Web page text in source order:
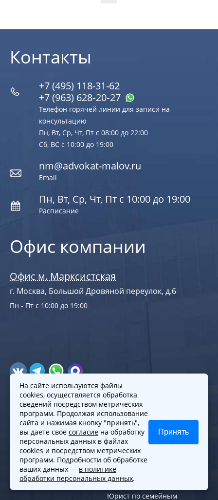
Офис компании
Офис м. Марксистская
г. Москва, Большой Дровяной переулок, д.6
Пн - Пт с 10:00 до 19:00
Контакты
+7 (495) 118-31-62
+7 (963) 628‑20‑27
Телефон горячей линии для записи на
консультацию
Пн, Вт, Ср, Чт, Пт с 08:00 до 22:00
Сб, ВС с 10:00 до 19:00
nm@advokat-malov.ru
Email
Пн, Вт, Ср, Чт, Пт с 10:00 до 19:00
Расписание
Продвижение сайтовс помощью
поведенческих характеристик
Меню
Команда
Контакты
Карта сайта
Практики
Услуги для граждан
Услуги для бизнеса
Регистрация фирм
Юрист по семейным
На сайте используются файлы
cookies, осуществляется обработка
сведений посредством метрических
программ. Продолжая использование
сайта и нажимая кнопку "принять",
вы даете свое согласие на обработку
персональных данных в файлах
cookies и посредством метрических
программ. Подробности об обработке
ваших данных — в политике
обработки персональных данных.
Принять